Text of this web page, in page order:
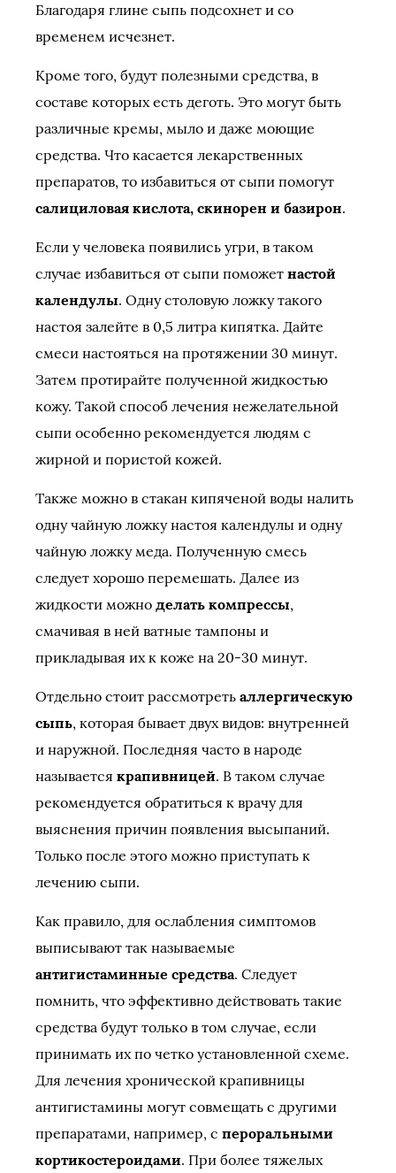
Благодаря глине сыпь подсохнет и со
временем исчезнет.
Кроме того, будут полезными средства, в
составе которых есть деготь. Это могут быть
различные кремы, мыло и даже моющие
средства. Что касается лекарственных
препаратов, то избавиться от сыпи помогут
салициловая кислота, скинорен и базирон.
Если у человека появились угри, в таком
случае избавиться от сыпи поможет настой
календулы. Одну столовую ложку такого
настоя залейте в 0,5 литра кипятка. Дайте
смеси настояться на протяжении 30 минут.
Затем протирайте полученной жидкостью
кожу. Такой способ лечения нежелательной
сыпи особенно рекомендуется людям с
жирной и пористой кожей.
Также можно в стакан кипяченой воды налить
одну чайную ложку настоя календулы и одну
чайную ложку меда. Полученную смесь
следует хорошо перемешать. Далее из
жидкости можно делать компрессы,
смачивая в ней ватные тампоны и
прикладывая их к коже на 20-30 минут.
Отдельно стоит рассмотреть аллергическую
сыпь, которая бывает двух видов: внутренней
и наружной. Последняя часто в народе
называется крапивницей. В таком случае
рекомендуется обратиться к врачу для
выяснения причин появления высыпаний.
Только после этого можно приступать к
лечению сыпи.
Как правило, для ослабления симптомов
выписывают так называемые
антигистаминные средства. Следует
помнить, что эффективно действовать такие
средства будут только в том случае, если
принимать их по четко установленной схеме.
Для лечения хронической крапивницы
антигистамины могут совмещать с другими
препаратами, например, с пероральными
кортикостероидами. При более тяжелых